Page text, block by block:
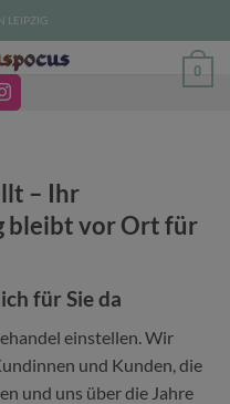
LEIPZIG
0
– Ihr
bleibt vor Ort für
für Sie da
einstellen. Wir
und Kunden, die
und uns über die Jahre